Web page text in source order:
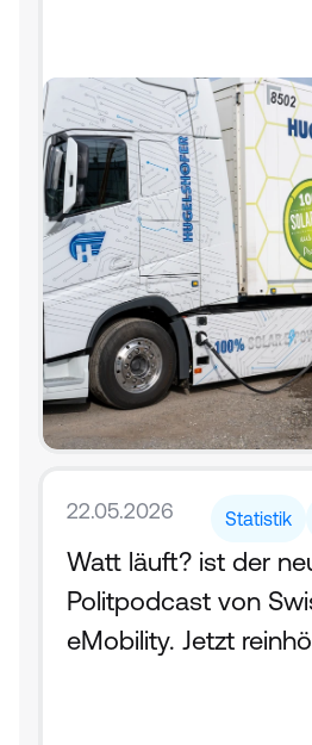
22.05.2026 Statistik
Watt läuft? ist der
Politpodcast von
eMobility. Jetzt